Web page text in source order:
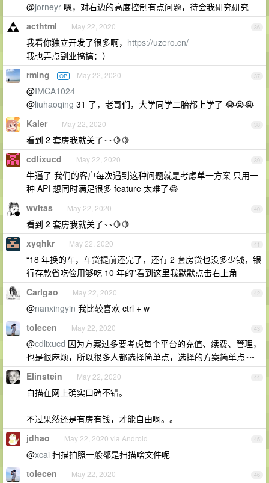
@jorneyr 嗯，对右边的高度控制有点问题，待会我研究研究
36
acthtml May 22, 2020
我看你独立开发了很多啊， https://uzero.cn/
我也弄点副业搞搞：）
37
rming OP May 22, 2020
@IMCA1024
@liuhaoqing 31 了，老哥们，大学同学二胎都上学了 😭😭😭
38
Kaier May 22, 2020
看到 2 套房我就关了~~🍋🍋
39
cdlixucd May 22, 2020
牛逼了 我们的客户每次遇到这种问题就是考虑单一方案 只用一
种 API 想同时满足很多 feature 太难了😂
40
wvitas May 22, 2020
看到 2 套房我就关了~~🍋🍋
41
xyqhkr May 22, 2020
“18 年换的车，车贷提前还完了，还有 2 套房贷也没多少钱，银
行存款省吃俭用够吃 10 年的”看到这里我默默点击右上角
42
Carlgao May 22, 2020
@nanxingyin 我比较喜欢 ctrl + w
43
tolecen May 22, 2020
@cdlixucd 因为方案过多要考虑每个平台的充值、续费、管理，
也是很麻烦，所以很多人都选择简单点，选择的方案简单点~~
44
Elinstein May 22, 2020
白描在网上确实口碑不错。
不过果然还是有房有钱，才能自由啊。。
45
jdhao May 22, 2020 via Android
@xcai 扫描拍照一般都是扫描啥文件呢
46
tolecen May 22, 2020